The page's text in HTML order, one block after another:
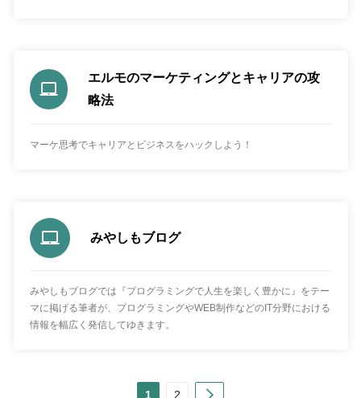
エルモのマーケティングとキャリアの攻
略法
マーケ思考でキャリアとビジネスをハックしよう！
みやしもブログ
みやしもブログでは『プログラミングで人生を楽しく豊かに』をテー
マに掲げる筆者が、プログラミングやWEB制作などのIT分野における
情報を幅広く発信してゆきます。
1 2